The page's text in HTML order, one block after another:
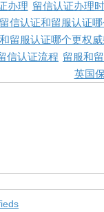
办理 留信认证办理
留信认证和留服认证
留服认证哪个更权
信认证流程 留服和
英国